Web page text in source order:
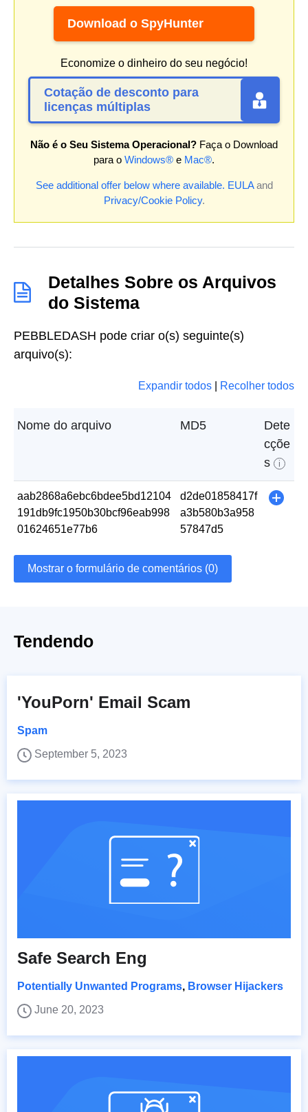
Download o SpyHunter
Economize o dinheiro do seu negócio!
Cotação de desconto para
licenças múltiplas
Não é o Seu Sistema Operacional? Faça o Download
para o Windows® e Mac®.
See additional offer below where available. EULAand
Privacy/Cookie Policy.
Detalhes Sobre os Arquivos
do Sistema
PEBBLEDASH pode criar o(s) seguinte(s)
arquivo(s):
Expandir todos Recolher todos
Nome do arquivo MD5
Dete
cçõe
s
i
aab2868a6ebc6bdee5bd12104
191db9fc1950b30bcf96eab998
01624651e77b6
d2de01858417f
a3b580b3a958
57847d5
+
Mostrar o formulário de comentários (0)
Tendendo
'YouPorn' Email Scam
Spam
September 5, 2023
Safe Search Eng
Potentially Unwanted Programs, Browser Hijackers
June 20, 2023